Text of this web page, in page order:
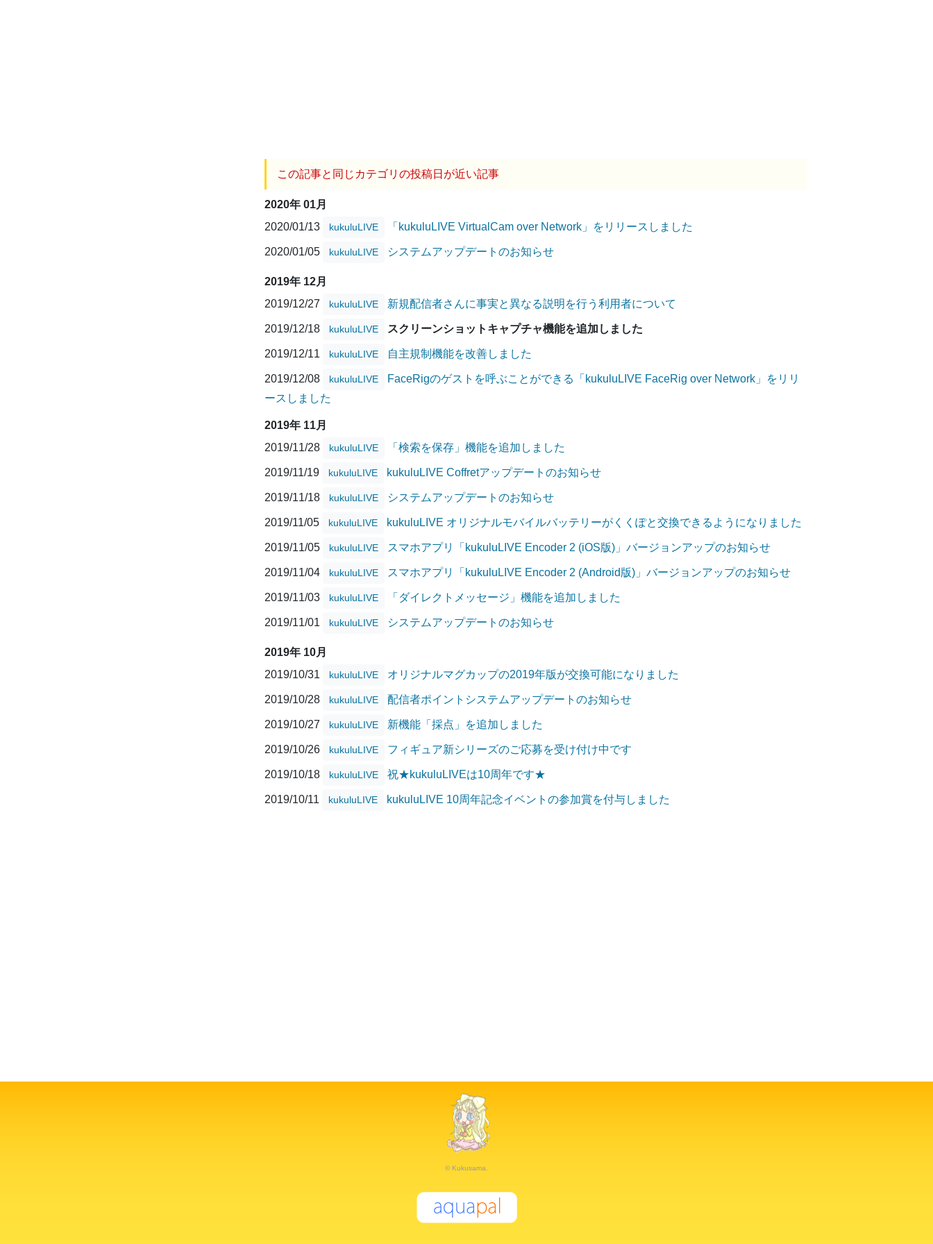
この記事と同じカテゴリの投稿日が近い記事
2020年 01月
2020/01/13
kukuluLIVE 「kukuluLIVE VirtualCam over Network」をリリースしました
2020/01/05 kukuluLIVE システムアップデートのお知らせ
2019年 12月
2019/12/27
kukuluLIVE 新規配信者さんに事実と異なる説明を行う利用者について
2019/12/18 kukuluLIVE スクリーンショットキャプチャ機能を追加しました
2019/12/11 kukuluLIVE 自主規制機能を改善しました
2019/12/08 kukuluLIVE
FaceRigのゲストを呼ぶことができる「kukuluLIVE FaceRig over Network」をリリ
ースしました
2019年 11月
2019/11/28
kukuluLIVE 「検索を保存」機能を追加しました
2019/11/19 kukuluLIVE kukuluLIVE Coffretアップデートのお知らせ
2019/11/18 kukuluLIVE システムアップデートのお知らせ
2019/11/05 kukuluLIVE kukuluLIVE オリジナルモバイルバッテリーがくくぽと交換できるようになりました
2019/11/05 kukuluLIVE スマホアプリ「kukuluLIVE Encoder 2 (iOS版)」バージョンアップのお知らせ
2019/11/04 kukuluLIVE スマホアプリ「kukuluLIVE Encoder 2 (Android版)」バージョンアップのお知らせ
2019/11/03 kukuluLIVE 「ダイレクトメッセージ」機能を追加しました
2019/11/01 kukuluLIVE システムアップデートのお知らせ
2019年 10月
2019/10/31
kukuluLIVE オリジナルマグカップの2019年版が交換可能になりました
2019/10/28 kukuluLIVE 配信者ポイントシステムアップデートのお知らせ
2019/10/27 kukuluLIVE 新機能「採点」を追加しました
2019/10/26 kukuluLIVE フィギュア新シリーズのご応募を受け付け中です
2019/10/18 kukuluLIVE 祝★kukuluLIVEは10周年です★
2019/10/11 kukuluLIVE kukuluLIVE 10周年記念イベントの参加賞を付与しました
© Kukusama.